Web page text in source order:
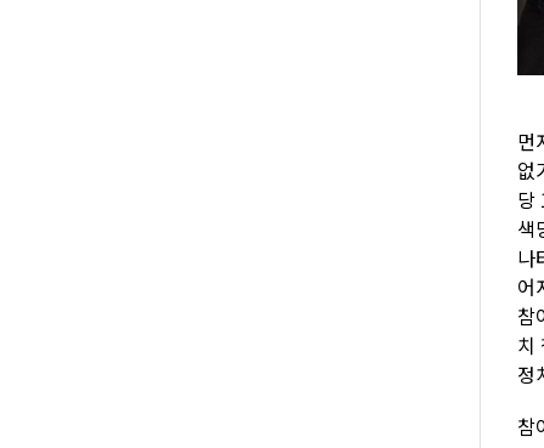
먼
없
당
색
나
어
참
치
정
참